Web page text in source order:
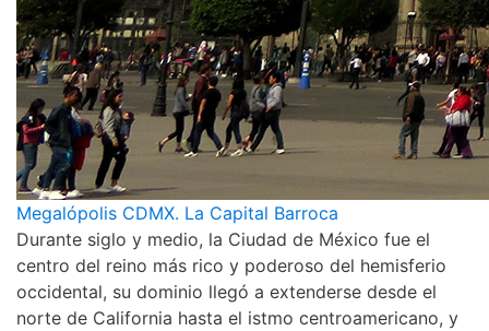
Megalópolis CDMX. La Capital Barroca
Durante siglo y medio, la Ciudad de México fue el
centro del reino más rico y poderoso del hemisferio
occidental, su dominio llegó a extenderse desde el
norte de California hasta el istmo centroamericano, y